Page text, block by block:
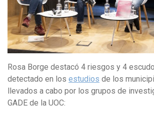
Rosa Borge destacó 4 riesgos y 4
detectado en los estudios de los
llevados a cabo por los grupos de
GADE de la UOC: